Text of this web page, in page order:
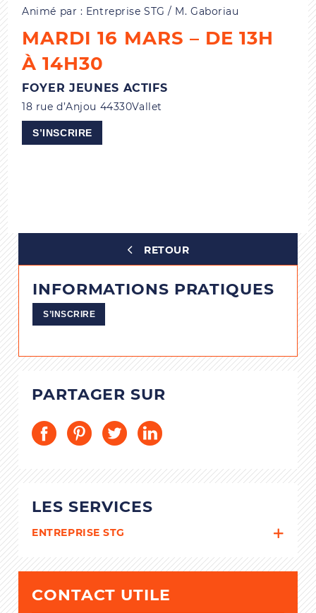
Animé par : Entreprise STG / M. Gaboriau
MARDI 16 MARS – DE 13H
À 14H30
FOYER JEUNES ACTIFS
18 rue d’Anjou 44330Vallet
S’INSCRIRE
RETOUR
INFORMATIONS PRATIQUES
S’INSCRIRE
PARTAGER SUR
LES SERVICES
ENTREPRISE STG
CONTACT UTILE